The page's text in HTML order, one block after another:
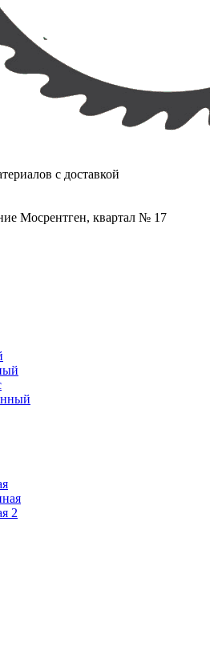
с доставкой
Мосрентген, квартал № 17
2